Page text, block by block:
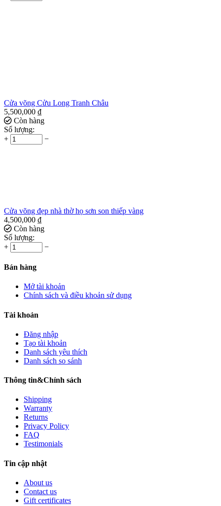
Cửa võng Cửu Long Tranh Châu
5,500,000 ₫
Còn hàng
Số lượng:
+
−
Cửa võng đẹp nhà thờ họ sơn son thiếp vàng
4,500,000 ₫
Còn hàng
Số lượng:
+
−
Bán hàng
Mở tài khoản
Chính sách và điều khoản sử dụng
Tài khoản
Đăng nhập
Tạo tài khoản
Danh sách yêu thích
Danh sách so sánh
Thông tin&Chính sách
Shipping
Warranty
Returns
Privacy Policy
FAQ
Testimonials
Tin cập nhật
About us
Contact us
Gift certificates